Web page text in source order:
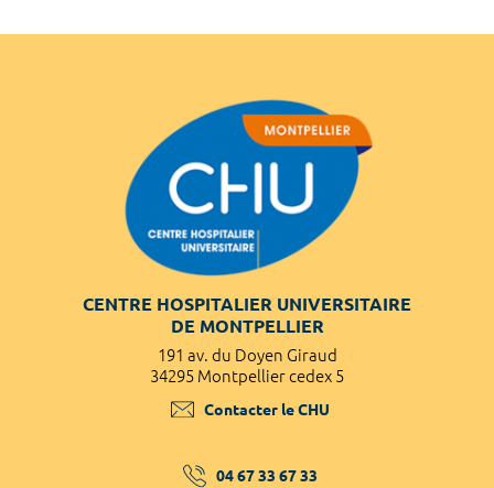
CENTRE HOSPITALIER UNIVERSITAIRE
DE MONTPELLIER
191 av. du Doyen Giraud
34295 Montpellier cedex 5
Contacter le CHU
04 67 33 67 33